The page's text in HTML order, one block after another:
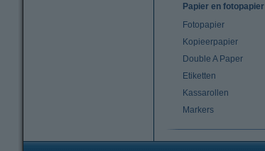
Papier en fotopapier
Fotopapier
Kopieerpapier
Double A Paper
Etiketten
Kassarollen
Markers